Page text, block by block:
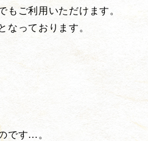
もご利用いただけます。
なっております。
です…。